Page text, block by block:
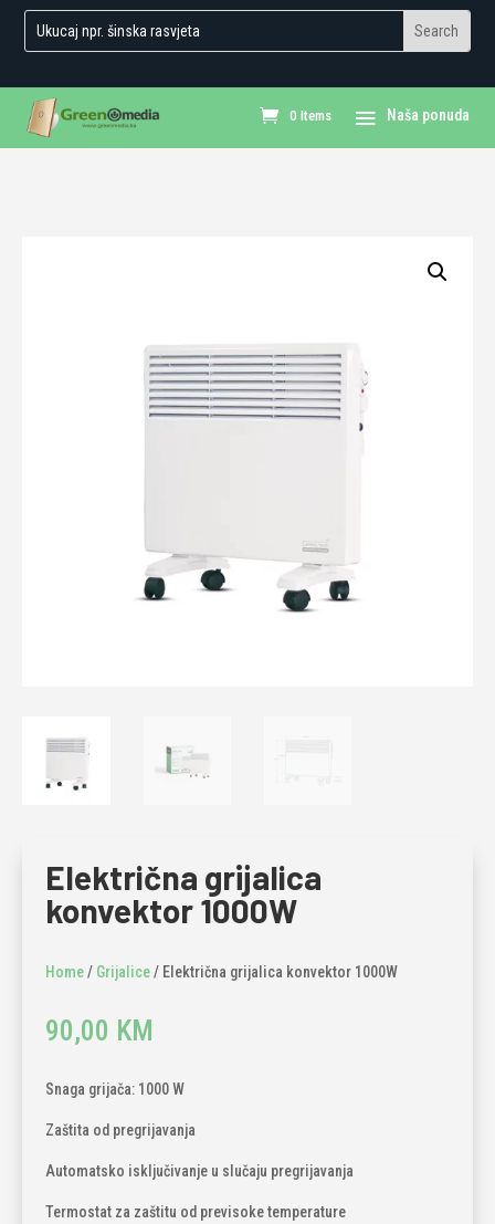
0 Items
Električna grijalica
konvektor 1000W
Home/ Grijalice/ Električna grijalica konvektor 1000W
90,00 KM
Snaga grijača: 1000 W
Zaštita od pregrijavanja
Automatsko isključivanje u slučaju pregrijavanja
Termostat za zaštitu od previsoke temperature